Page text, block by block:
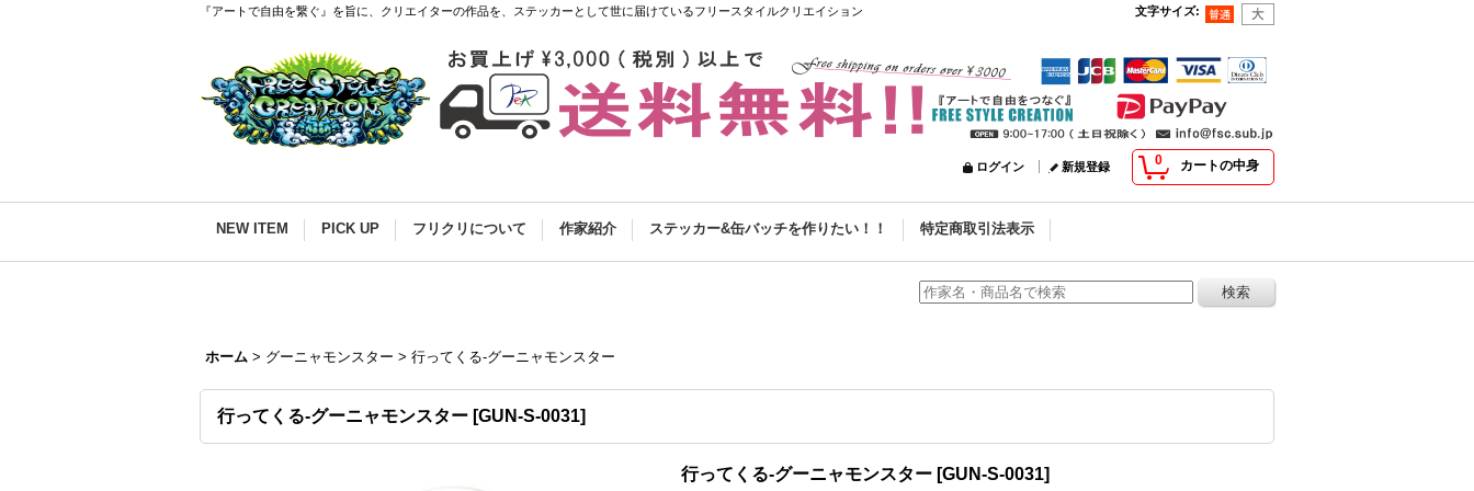
『アートで自由を繋ぐ』を旨に、クリエイターの作品を、ステッカーとして世に届けているフリースタイルクリエイション 文字サイズ:
0 カートの中身
ログイン 新規登録
NEW ITEM PICK UP フリクリについて 作家紹介 ステッカー&缶バッチを作りたい！！ 特定商取引法表示
ホーム > グーニャモンスター > 行ってくる-グーニャモンスター
行ってくる-グーニャモンスター [GUN-S-0031]
行ってくる-グーニャモンスター [GUN-S-0031]